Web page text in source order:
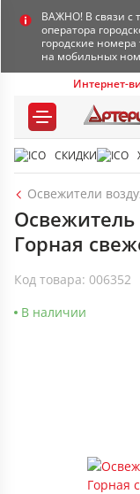
ВАЖНО! В связи с
оператора
городские
на мобильных
Интернет-
СКИДКИ
Освежители
Освежитель
Горная
Код товара: 006352
В наличии